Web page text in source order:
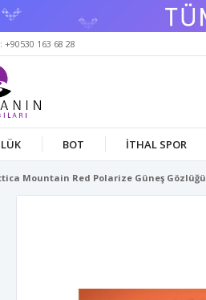
+90530 163 68 28
BOT İTHAL SPOR
Mountain Red Polarize Güneş Gözlüğü